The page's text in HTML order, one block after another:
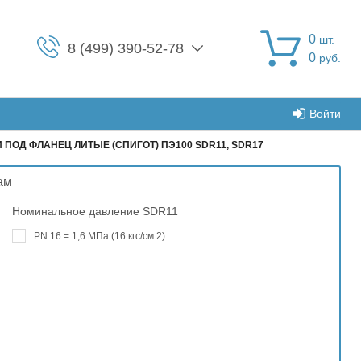
8 (499) 390-52-78
0 шт.
0 руб.
Войти
ПОД ФЛАНЕЦ ЛИТЫЕ (СПИГОТ) ПЭ100 SDR11, SDR17
Номинальное давление SDR11
PN 16 = 1,6 МПа (16 кгс/см 2)